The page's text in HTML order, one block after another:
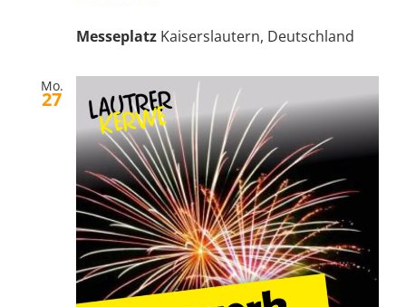
Messeplatz Kaiserslautern, Deutschland
Mo.
27